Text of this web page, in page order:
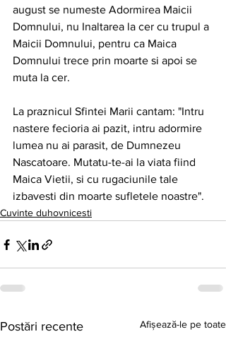
august se numeste Adormirea Maicii
Domnului, nu Inaltarea la cer cu trupul a
Maicii Domnului, pentru ca Maica
Domnului trece prin moarte si apoi se
muta la cer.
La praznicul Sfintei Marii cantam: "Intru
nastere fecioria ai pazit, intru adormire
lumea nu ai parasit, de Dumnezeu
Nascatoare. Mutatu-te-ai la viata fiind
Maica Vietii, si cu rugaciunile tale
izbavesti din moarte sufletele noastre".
Cuvinte duhovnicesti
Postări recente Afișează-le pe toate